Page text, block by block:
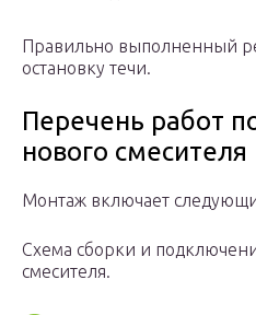
Правильно выполненный
остановку течи.
Перечень работ
нового смесителя
Монтаж включает
Схема сборки и
смесителя.